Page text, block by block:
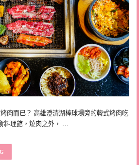
肉而已？ 高雄澄清湖棒球場旁的韓式烤肉吃
料理館，燒肉之外， …